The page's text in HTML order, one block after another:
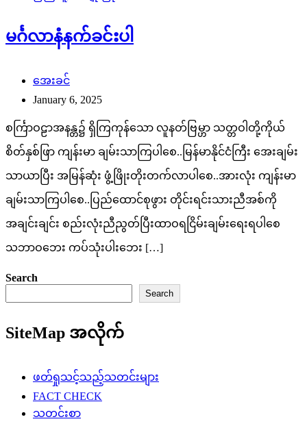
အေးခင်
January 6, 2025
စိတ်နှစ်ဖြာ ကျန်းမာ ချမ်းသာကြပါစေ..မြန်မာနိုင်ငံကြီး အေးချမ်း
သာယာပြီး အမြန်ဆုံး ဖွံ့ဖြိုးတိုးတက်လာပါစေ..အားလုံး ကျန်းမာ
ချမ်းသာကြပါစေ..ပြည်ထောင်စုဖွား တိုင်းရင်းသားညီအစ်ကို
အချင်းချင်း စည်းလုံးညီညွတ်ပြီးထာဝရငြိမ်းချမ်းရေးရပါစေ
သဘာဝဘေး ကပ်သုံးပါးဘေး […]
Search
Search
SiteMap အလိုက်
ဖတ်ရှုသင့်သည့်သတင်းများ
FACT CHECK
သတင်းစာ
ကြေးမုံ
မြန်မာ့အလင်း